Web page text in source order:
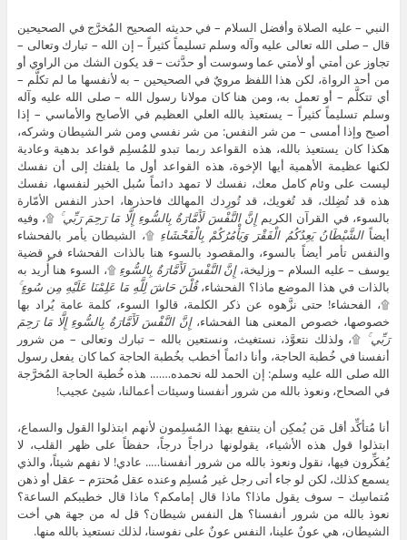
النبي – عليه الصلاة وأفضل السلام – في حديثه الصحيح المُخرَّج في الصحيحين
قال – صلى الله تعالى عليه وآله وسلم تسليماً كثيراً – إن الله – تبارك وتعالى –
تجاوز عن أمتي أو لأمتي عما وسوست أو حدَّثت – قد يكون الشك من الراوي أو
من أحد الرواة، لكن هذا اللفظ مرويٌ في الصحيحين – به لأنفسها ما لم تكلَّم –
أي تتكلَّم – أو تعمل به، ومن هنا كان مولانا رسول الله – صلى الله عليه وآله
وسلم تسليماً كثيراً – يستعيذ بالله العلي العظيم في الأصابح والأماسي – إذا
أصبح وإذا أمسى – من شر النفس: من شر نفسي ومن شر الشيطان وشركه،
هكذا كان يستعيذ بالله، هذه القواعد ربما تبدو للمُسلِم قواعد بدهية وعادية
لكنها عظيمة الأهمية أيها الإخوة، هذه القواعد أول ما يلفتك إلى أن نفسك
ليست على وئام كامل معك، نفسك لا تمهد دائماً سُبل الخير لنفسها، نفسك
هذه قد تُضِلك، قد تُغويك، قد تُورِدك المهالك فاحذرها، احذر النفس الأمّارة
بالسوء، في القرآن الكريمإِنَّ النَّفْسَ لَأَمَّارَةٌ بِالسُّوءِ إِلَّا مَا رَحِمَ رَبِّي ۚ ۩، وفيه
أيضاًالشَّيْطَانُ يَعِدُكُمُ الْفَقْرَ وَيَأْمُرُكُمْ بِالْفَحْشَاءِ ۩، الشيطان يأمر بالفحشاء
والنفس تأمر أيضاً بالسوء، والمقصود بالسوء هنا بالذات الفحشاء في قضية
يوسف – عليه السلام – وزليخة،إِنَّ النَّفْسَ لَأَمَّارَةٌ بِالسُّوءِ۩، السوء هنا أُريد به
بالذات في هذا الموضع ماذا؟ الفحشاء،قُلْنَ حَاشَ لِلَّهِ مَا عَلِمْنَا عَلَيْهِ مِن سُوءٍ ۚ
۩، الفحشاء! حتى نزَّهوه عن ذكر الكلمة، قالوا السوء، كلمة عامة يُراد بها
خصوصها، خصوص المعنى هنا الفحشاء،إِنَّ النَّفْسَ لَأَمَّارَةٌ بِالسُّوءِ إِلَّا مَا رَحِمَ
رَبِّي ۚ ۩، ولذلك نتعوَّذ، نستغيث، ونستعين بالله – تبارك وتعالى – من شرور
أنفسنا في خُطبة الحاجة، وأنا دائماً أخطب بخُطبة الحاجة كما كان يفعل رسول
الله صلى الله عليه وسلم: إن الحمد لله نحمده……. هذه خُطبة الحاجة المُخرَّجة
في الصحاح، ونعوذ بالله من شرور أنفسنا وسيئات أعمالنا، شيئ عجيب!
أنا مُتأكِّد أقل مَن يُمكِن أن ينتفع بهذا المُسلِمون لأنهم ابتذلوا القول والسماع،
ابتذلوا قول هذه الأشياء، يقولونها دراجاً درجاً، حفظاً على ظهر القلب، لا
يُفكِّرون فيها، نقول ونعوذ بالله من شرور أنفسنا….. عادي! لا نفهم شيئاً، والذي
يسمع كذلك، لكن لو جاء أتى رجل غير مُسلِم وعنده عقل مُحترَم – عقل أو ذهن
مُتماسِك – سوف يقول ماذا؟ ماذا قال إمامكم؟ ماذا قال خطيبكم الساعة؟
نعوذ بالله من شرور أنفسنا؟ هل النفس شيطان؟ قل له من جهة هي أخت
الشيطان، هي عونٌ علينا، النفس عونٌ على نفوسنا، لذلك نستعيذ بالله منها.